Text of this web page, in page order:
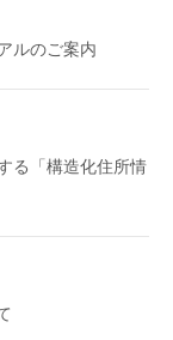
ルのご案内
る「構造化住所情